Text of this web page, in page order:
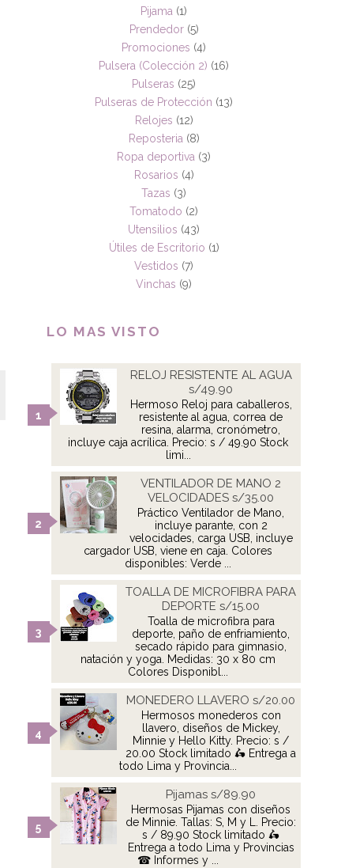
Pijama (1)
Prendedor (5)
Promociones (4)
Pulsera (Colección 2) (16)
Pulseras (25)
Pulseras de Protección (13)
Relojes (12)
Reposteria (8)
Ropa deportiva (3)
Rosarios (4)
Tazas (3)
Tomatodo (2)
Utensilios (43)
Útiles de Escritorio (1)
Vestidos (7)
Vinchas (9)
LO MAS VISTO
RELOJ RESISTENTE AL AGUA
s/49.90
Hermoso Reloj para caballeros,
resistente al agua, correa de
resina, alarma, cronómetro,
incluye caja acrílica. Precio: s / 49.90 Stock
limi...
VENTILADOR DE MANO 2
VELOCIDADES s/35.00
Práctico Ventilador de Mano,
incluye parante, con 2
velocidades, carga USB, incluye
cargador USB, viene en caja. Colores
disponibles: Verde ...
TOALLA DE MICROFIBRA PARA
DEPORTE s/15.00
Toalla de microfibra para
deporte, paño de enfriamiento,
secado rápido para gimnasio,
natación y yoga. Medidas: 30 x 80 cm
Colores Disponibl...
MONEDERO LLAVERO s/20.00
Hermosos monederos con
llavero, diseños de Mickey,
Minnie y Hello Kitty. Precio: s /
20.00 Stock limitado 🛵 Entrega a
todo Lima y Provincia...
Pijamas s/89.90
Hermosas Pijamas con diseños
de Minnie. Tallas: S, M y L. Precio:
s / 89.90 Stock limitado 🛵
Entrega a todo Lima y Provincias
☎ Informes y ...